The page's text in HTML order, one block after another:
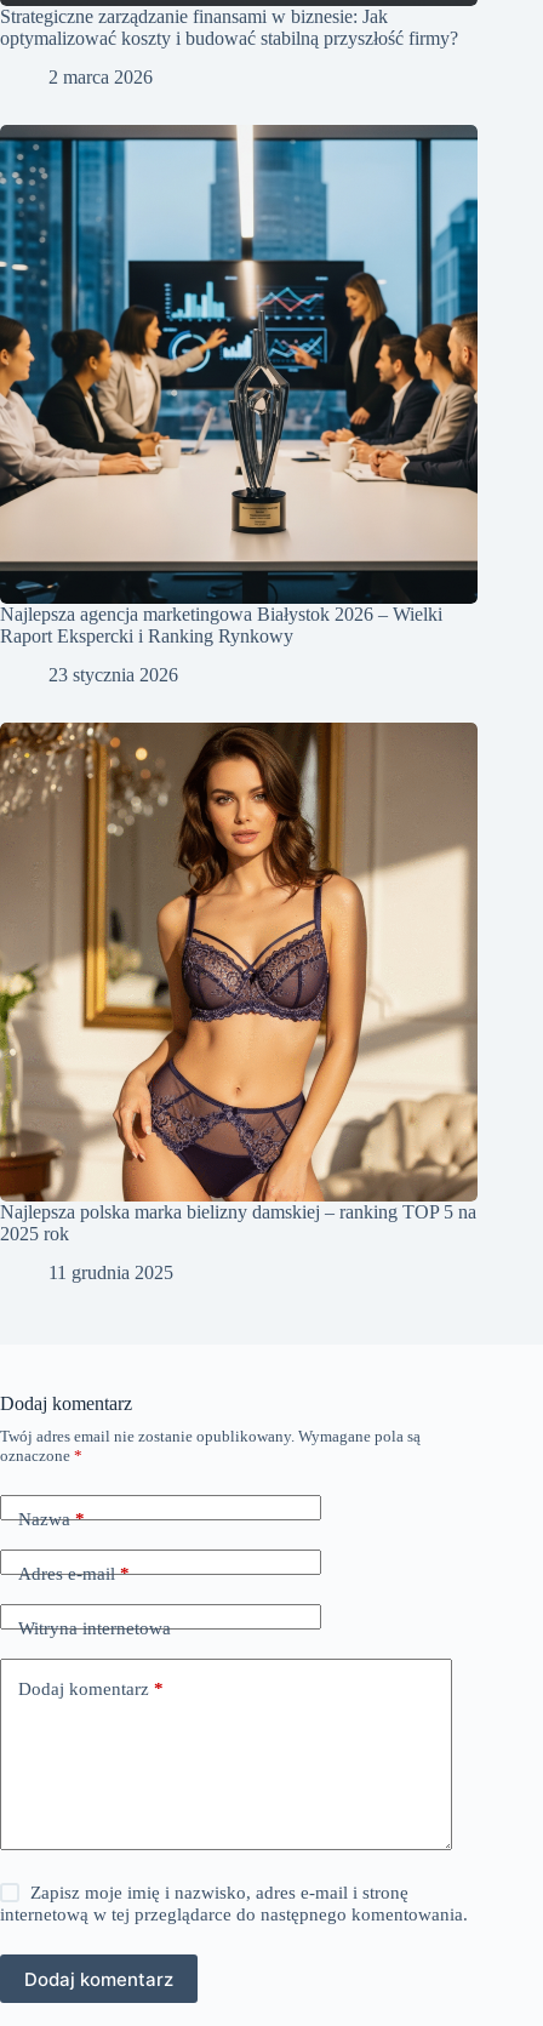
Strategiczne zarządzanie finansami w biznesie: Jak
optymalizować koszty i budować stabilną przyszłość firmy?
2 marca 2026
Najlepsza agencja marketingowa Białystok 2026 – Wielki
Raport Ekspercki i Ranking Rynkowy
23 stycznia 2026
Najlepsza polska marka bielizny damskiej – ranking TOP 5 na
2025 rok
11 grudnia 2025
Dodaj komentarz
Twój adres email nie zostanie opublikowany. Wymagane pola są
oznaczone *
Nazwa*
Adres e-mail*
Witryna internetowa
Dodaj komentarz *
Zapisz moje imię i nazwisko, adres e-mail i stronę
internetową w tej przeglądarce do następnego komentowania.
Dodaj komentarz